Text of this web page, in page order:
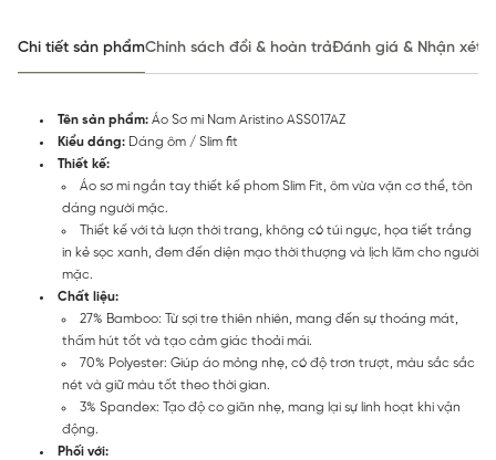
Chi tiết sản phẩmChính sách đổi & hoàn trảĐánh giá & Nhận xét
Tên sản phẩm: Áo Sơ mi Nam Aristino ASS017AZ
Kiểu dáng: Dáng ôm / Slim fit
Thiết kế:
Áo sơ mi ngắn tay thiết kế phom Slim Fit, ôm vừa vặn cơ thể, tôn
dáng người mặc.
Thiết kế với tà lượn thời trang, không có túi ngực, họa tiết trắng
in kẻ sọc xanh, đem đến diện mạo thời thượng và lịch lãm cho người
mặc.
Chất liệu:
27% Bamboo: Từ sợi tre thiên nhiên, mang đến sự thoáng mát,
thấm hút tốt và tạo cảm giác thoải mái.
70% Polyester: Giúp áo mỏng nhẹ, có độ trơn trượt, màu sắc sắc
nét và giữ màu tốt theo thời gian.
3% Spandex: Tạo độ co giãn nhẹ, mang lại sự linh hoạt khi vận
động.
Phối với: